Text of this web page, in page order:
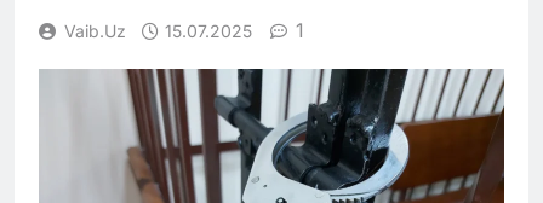
Vaib.uz 15.07.2025 1